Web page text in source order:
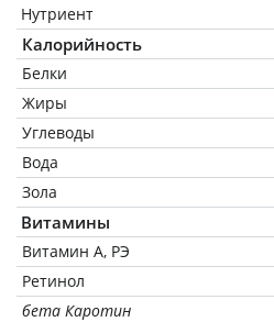
Нутриент
Калорийность
Белки
Жиры
Углеводы
Вода
Зола
Витамины
Витамин А, РЭ
Ретинол
бета Каротин